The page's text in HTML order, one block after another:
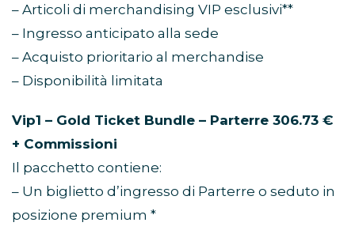
– Articoli di merchandising VIP esclusivi**
– Ingresso anticipato alla sede
– Acquisto prioritario al merchandise
– Disponibilità limitata
Vip1 – Gold Ticket Bundle – Parterre 306.73 €
+ Commissioni
Il pacchetto contiene:
– Un biglietto d’ingresso di Parterre o seduto in
posizione premium *